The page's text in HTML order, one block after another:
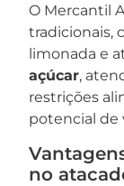
O Mercantil
tradicionais,
limonada e
açúcar,
restrições
potencial de
no